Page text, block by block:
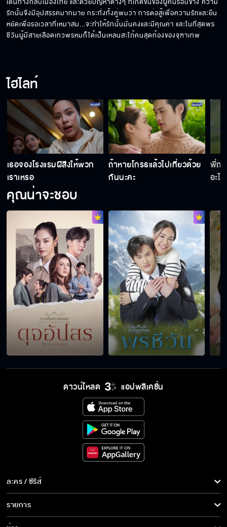
ผู้หญิงกระจอกอย่างเธอ ฉันยอมลดตัวไปจีบก็
บุญแล้ว
ความรู้สึกที่มี ดูง่าย ๆ ที่หัวใจ
ชีวันมีคุณสมบัติครบทุกอย่าง
อย่าพูดคำนั้นออกมา
ได้คืบจะเอาศอก
คุณหนีฉัน ทิ้งฉันไปเฉย ๆ คุณหายไหนมา
กรีดให้เสร็จนะครับ ถ้ากรีดไม่เสร็จเชิญกลับวังได้
มีเหตุผลอีกเยอะแยะ ที่ทำให้พี่ปักใจกับ ชีวัน ไม่
เปลี่ยนแปลง
น้องหายไปแล้ววว
รักนั้นจึงมีอุปสรรคมากมาย กระทั่งทั้งคู่พบว่า การต่อสู้เพื่อความรักและยืน
หยัดเพื่อรอเวลาที่เหมาสม...จะทำให้รักนั้นมั่นคงและมีคุณค่า และในที่สุดพร
ชีวันผู้มีสายเลือดเทวพรหมก็ได้เป็นเหลนสะใภ้คนสุดท้องของจุฑาเทพ
ไฮไลท์
เธอจองโรงแรมผีสีงให้พวก
เราเหรอ
ถ้าหายโกรธแล้วไปเที่ยวด้วย
กันนะคะ
พี่ถา
อะไ
คุณน่าจะชอบ
ดาวน์โหลด แอปพลิเคชั่น
ละคร / ซีรีส์
ละคร/ซีรีส์
ซีรีส์นานาชาติ
รายการ
รายการทั้งหมด